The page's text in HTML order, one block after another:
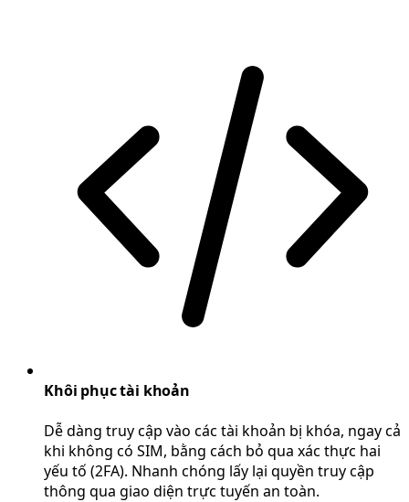
Khôi phục tài khoản
Dễ dàng truy cập vào các tài khoản bị khóa, ngay cả
khi không có SIM, bằng cách bỏ qua xác thực hai
yếu tố (2FA). Nhanh chóng lấy lại quyền truy cập
thông qua giao diện trực tuyến an toàn.